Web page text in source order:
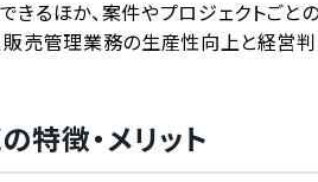
きるほか、案件やプロジェクトご
販売管理業務の生産性向上と経営
の特徴・メリット